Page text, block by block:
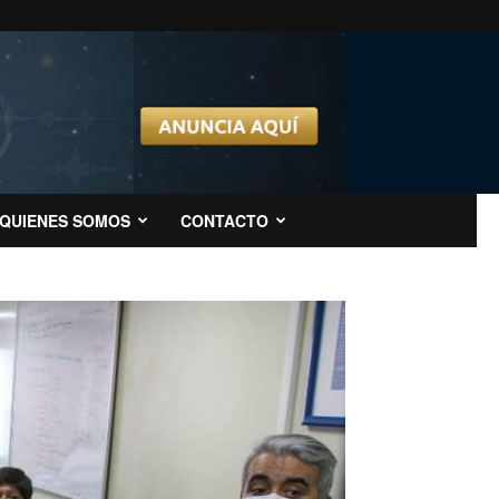
QUIENES SOMOS CONTACTO